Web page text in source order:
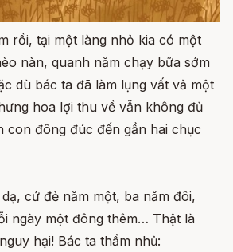
rồi, tại một làng nhỏ kia có một
nàn, quanh năm chạy bữa sớm
dù bác ta đã làm lụng vất vả một
hoa lợi thu về vẫn không đủ
con đông đúc đến gần hai chục
cứ đẻ năm một, ba năm đôi,
ngày một đông thêm… Thật là
hại! Bác ta thầm nhủ: